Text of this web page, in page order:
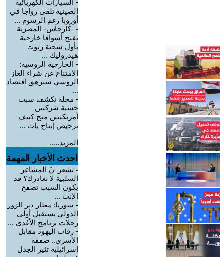
- السيارات الكهربائية
الصينية تلقى رواجا في
أوروبا رغم الرسوم ...
- -كارجاس- المصرية
تفتح أسواقا خارجية
بأول شحنة زيوت
هيدروليك ...
- الخارجية الروسية:
الامتناع عن شراء الغاز
الروسي سيرهق اقتصاد
...
- مجلة تكشف سبب
خشية شركتين
أمريكيتين منح كييف
ترخيص إنتاج بات ...
المزيد.....
احدث الأخبار المهمة
- تشعر أنّ المشاعر
السلبية لا تغادرك؟ قد
يكون السبب تصفح
الإنت ...
- سوريا: مطار دير الزور
الدولي يستقبل أولى
رحلات برنامج الأغذي ...
- رفات اليهود مقابل
الأسرى.. صفقة
إسرائيلية تثير الجدل